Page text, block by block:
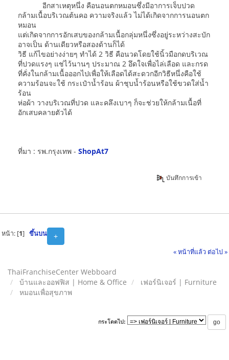
อีกสาเหตุหนึ่ง คือนอนตกหมอนซึ่งมีอาการเจ็บปวด
กล้ามเนื้อบริเวณต้นคอ ความจริงแล้ว ไม่ได้เกิดจากการนอนตก
หมอน
แต่เกิดจากการอักเสบของกล้ามเนื้อกลุ่มหนึ่งซึ่งอยู่ระหว่างสะบัก
อาจเป็น ด้านเดียวหรือสองด้านก็ได้
วิธี แก้ไขอย่างง่ายๆ ทำได้ 2 วิธี คือนวดโดยใช้นิ้วมือกดบริเวณ
ที่ปวดแรงๆ แช่ไว้นานๆ ประมาณ 2 อึดใจเพื่อไล่เลือด และกรด
ที่คั่งในกล้ามเนื้อออกไปเพื่อให้เลือดได้สะดวกอีกวิธีหนึ่งคือใช้
ความร้อนจะใช้ กระเป๋าน้ำร้อน ผ้าชุบน้ำร้อนหรือใช้ขวดใส่น้ำ
ร้อน
ห่อผ้า วางบริเวณที่ปวด และคลึงเบาๆ ก็จะช่วยให้กล้ามเนื้อที่
อักเสบคลายตัวได้
ที่มา : รพ.กรุงเทพ - ShopAt7
บันทึกการเข้า
+
หน้า: [1] ขึ้นบน
« หน้าที่แล้ว ต่อไป »
ThaiFranchiseCenter Webboard
บ้านและออฟฟิส | Home & Office
เฟอร์นิเจอร์ | Furniture
หมอนเพื่อสุขภาพ
กระโดดไป: